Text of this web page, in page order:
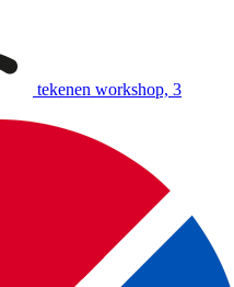
tekenen workshop, 3